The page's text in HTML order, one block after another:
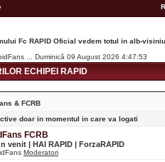
Fc RAPID Oficial vedem totul in alb-
... Duminică 09 August 2026 4:47:53
ECHIPEI RAPID
& FCRB
doar in momentul in care va logati
FCRB
venit | HAI RAPID | ForzaRAPID
Moderatori